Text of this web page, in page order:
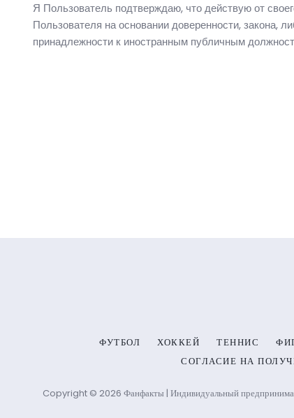
Я Пользователь подтверждаю, что действую от
Пользователя на основании доверенности, закона,
принадлежности к иностранным публичным
ФУТБОЛ ХОККЕЙ ТЕННИС
СОГЛАСИЕ НА
Copyright © 2026 Фанфакты | Индивидуальный